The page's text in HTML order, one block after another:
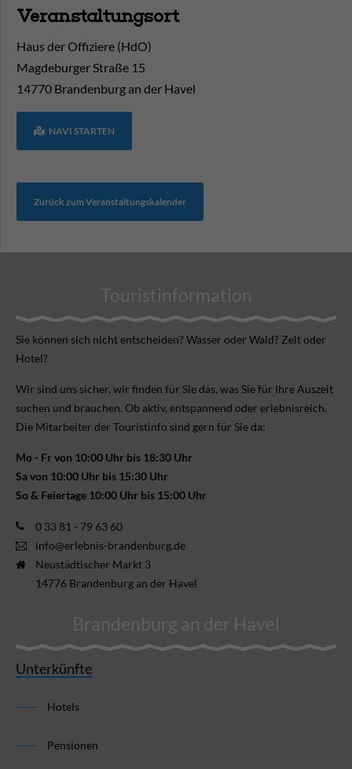
Veranstaltungsort
Haus der Offiziere (HdO)
Magdeburger Straße 15
14770 Brandenburg an der Havel
NAVI STARTEN
Zurück zum Veranstaltungskalender
Touristinformation
Sie können sich nicht ent­scheiden? Wasser oder Wald? Zelt oder
Hotel?
Wir sind uns sicher, wir finden für Sie das, was Sie für Ihre Aus­zeit
suchen und brauchen. Ob aktiv, ent­spannend oder erlebnis­reich.
Die Mitarbeiter der Touristinfo sind gern für Sie da:
Mo - Fr von 10:00 Uhr bis 18:30 Uhr
Sa von 10:00 Uhr bis 15:30 Uhr
So & Feiertage 10:00 Uhr bis 15:00 Uhr
0 33 81 - 79 63 60
info@erlebnis-brandenburg.de
Neustädtischer Markt 3
14776 Brandenburg an der Havel
Brandenburg an der Havel
Unterkünfte
Hotels
Pensionen